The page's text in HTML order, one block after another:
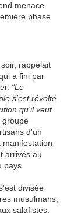
menace
phase
rappelait
a fini par
"Le
s'est révolté
qu'il veut
groupe
d'un
manifestation
arrivés au
pays.
divisée
musulmans,
salafistes,